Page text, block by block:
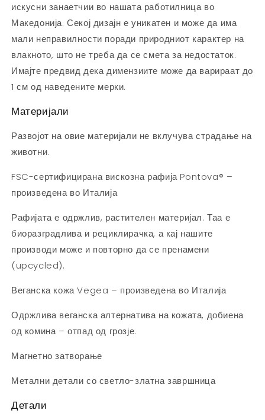
искусни занаетчии во нашата работилница во
Македонија. Секој дизајн е уникатен и може да има
мали неправилности поради природниот карактер на
влакното, што не треба да се смета за недостаток.
Имајте предвид дека димензиите може да варираат до
1 см од наведените мерки.
Материјали
Развојот на овие материјали не вклучува страдање на
животни.
FSC-сертифицирана вискозна рафија Pontova® –
произведена во Италија
Рафијата е одржлив, растителен материјал. Таа е
биоразградлива и рециклирачка, а кај нашите
производи може и повторно да се пренамени
(upcycled).
Веганска кожа Vegea – произведена во Италија
Одржлива веганска алтернатива на кожата, добиена
од комина – отпад од грозје.
Магнетно затворање
Метални детали со светло-златна завршница
Детали